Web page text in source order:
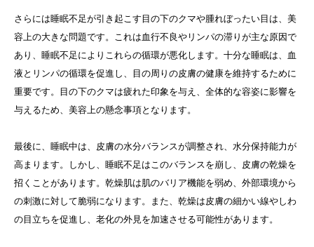
さらには睡眠不足が引き起こす目の下のクマや腫れぼったい目は、美
容上の大きな問題です。これは血行不良やリンパの滞りが主な原因で
あり、睡眠不足によりこれらの循環が悪化します。十分な睡眠は、血
液とリンパの循環を促進し、目の周りの皮膚の健康を維持するために
重要です。目の下のクマは疲れた印象を与え、全体的な容姿に影響を
与えるため、美容上の懸念事項となります。
最後に、睡眠中は、皮膚の水分バランスが調整され、水分保持能力が
高まります。しかし、睡眠不足はこのバランスを崩し、皮膚の乾燥を
招くことがあります。乾燥肌は肌のバリア機能を弱め、外部環境から
の刺激に対して脆弱になります。また、乾燥は皮膚の細かい線やしわ
の目立ちを促進し、老化の外見を加速させる可能性があります。